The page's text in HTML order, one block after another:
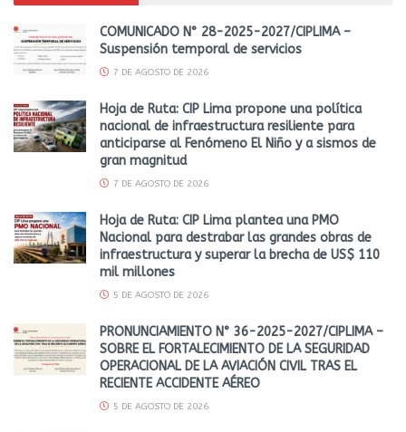
COMUNICADO N° 28-2025-2027/CIPLIMA –
Suspensión temporal de servicios
7 DE AGOSTO DE 2026
Hoja de Ruta: CIP Lima propone una política
nacional de infraestructura resiliente para
anticiparse al Fenómeno El Niño y a sismos de
gran magnitud
7 DE AGOSTO DE 2026
Hoja de Ruta: CIP Lima plantea una PMO
Nacional para destrabar las grandes obras de
infraestructura y superar la brecha de US$ 110
mil millones
5 DE AGOSTO DE 2026
PRONUNCIAMIENTO N° 36-2025-2027/CIPLIMA –
SOBRE EL FORTALECIMIENTO DE LA SEGURIDAD
OPERACIONAL DE LA AVIACIÓN CIVIL TRAS EL
RECIENTE ACCIDENTE AÉREO
5 DE AGOSTO DE 2026